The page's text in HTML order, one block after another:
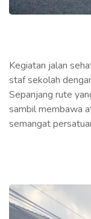
Kegiatan jalan
staf sekolah
Sepanjang rute
sambil membawa
semangat